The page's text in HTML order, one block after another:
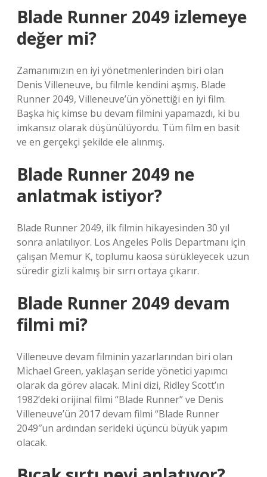
Blade Runner 2049 izlemeye
değer mi?
Zamanımızın en iyi yönetmenlerinden biri olan
Denis Villeneuve, bu filmle kendini aşmış. Blade
Runner 2049, Villeneuve’ün yönettiği en iyi film.
Başka hiç kimse bu devam filmini yapamazdı, ki bu
imkansız olarak düşünülüyordu. Tüm film en basit
ve en gerçekçi şekilde ele alınmış.
Blade Runner 2049 ne
anlatmak istiyor?
Blade Runner 2049, ilk filmin hikayesinden 30 yıl
sonra anlatılıyor. Los Angeles Polis Departmanı için
çalışan Memur K, toplumu kaosa sürükleyecek uzun
süredir gizli kalmış bir sırrı ortaya çıkarır.
Blade Runner 2049 devam
filmi mi?
Villeneuve devam filminin yazarlarından biri olan
Michael Green, yaklaşan seride yönetici yapımcı
olarak da görev alacak. Mini dizi, Ridley Scott’ın
1982’deki orijinal filmi “Blade Runner” ve Denis
Villeneuve’ün 2017 devam filmi “Blade Runner
2049″un ardından serideki üçüncü büyük yapım
olacak.